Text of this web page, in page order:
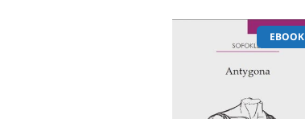
EBOOK